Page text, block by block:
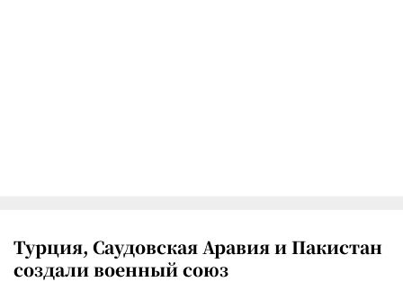
Турция, Саудовская Аравия и Пакистан
создали военный союз